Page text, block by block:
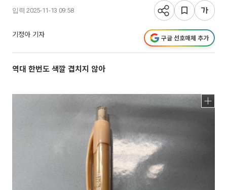
입력 2025-11-13 09:58
기정아 기자 구글 선호매체 추가
역대 한번도 색깔 겹치지 않아